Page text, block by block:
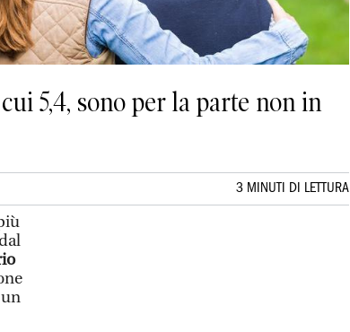
5,4, sono per la parte non in
3 MINUTI DI LETTURA